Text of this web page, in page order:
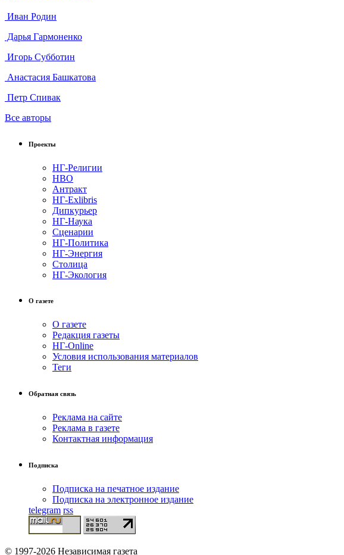
Иван Родин
Дарья Гармоненко
Игорь Субботин
Анастасия Башкатова
Петр Спивак
Все авторы
Проекты
НГ-Религии
НВО
Антракт
НГ-Exlibris
Дипкурьер
НГ-Наука
Сценарии
НГ-Политика
НГ-Энергия
Столица
НГ-Экология
О газете
О газете
Редакция газеты
НГ-Online
Условия использования материалов
Теги
Обратная связь
Реклама на сайте
Реклама в газете
Контактная информация
Подписка
Подписка на печатное издание
Подписка на электронное издание
telegram rss
© 1997-2026 Независимая газета